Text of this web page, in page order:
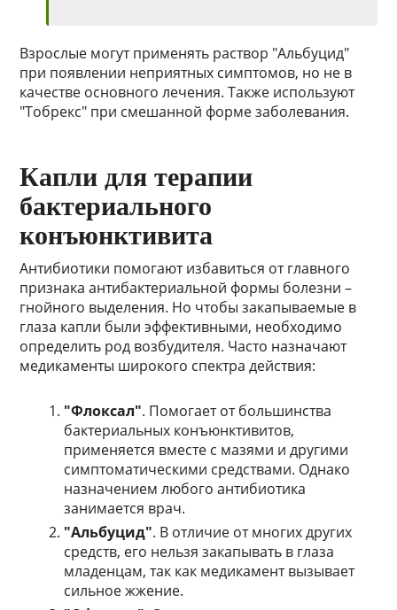
Взрослые могут применять раствор "Альбуцид"
при появлении неприятных симптомов, но не в
качестве основного лечения. Также используют
"Тобрекс" при смешанной форме заболевания.
Капли для терапии
бактериального
конъюнктивита
Антибиотики помогают избавиться от главного
признака антибактериальной формы болезни –
гнойного выделения. Но чтобы закапываемые в
глаза капли были эффективными, необходимо
определить род возбудителя. Часто назначают
медикаменты широкого спектра действия:
"Флоксал". Помогает от большинства
бактериальных конъюнктивитов,
применяется вместе с мазями и другими
симптоматическими средствами. Однако
назначением любого антибиотика
занимается врач.
"Альбуцид". В отличие от многих других
средств, его нельзя закапывать в глаза
младенцам, так как медикамент вызывает
сильное жжение.